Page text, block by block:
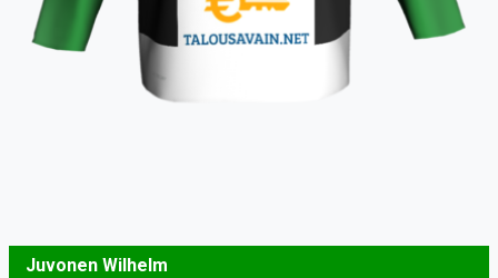
Juvonen Wilhelm